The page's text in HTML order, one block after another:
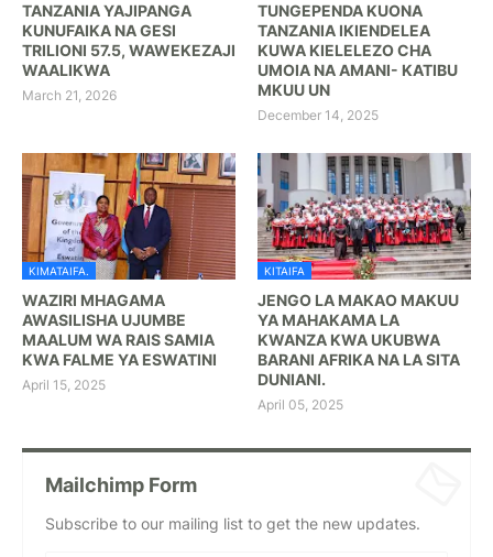
TANZANIA YAJIPANGA
KUNUFAIKA NA GESI
TRILIONI 57.5, WAWEKEZAJI
WAALIKWA
March 21, 2026
TUNGEPENDA KUONA
TANZANIA IKIENDELEA
KUWA KIELELEZO CHA
UMOIA NA AMANI- KATIBU
MKUU UN
December 14, 2025
KIMATAIFA.
WAZIRI MHAGAMA
AWASILISHA UJUMBE
MAALUM WA RAIS SAMIA
KWA FALME YA ESWATINI
April 15, 2025
KITAIFA
JENGO LA MAKAO MAKUU
YA MAHAKAMA LA
KWANZA KWA UKUBWA
BARANI AFRIKA NA LA SITA
DUNIANI.
April 05, 2025
Mailchimp Form
Subscribe to our mailing list to get the new updates.